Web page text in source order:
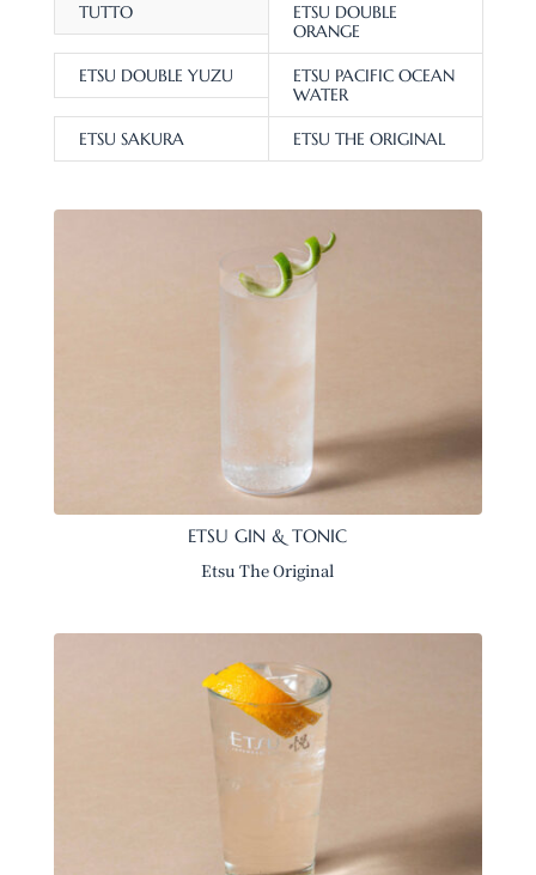
TUTTO
ETSU DOUBLE
ORANGE
ETSU DOUBLE YUZU
ETSU PACIFIC OCEAN
WATER
ETSU SAKURA ETSU THE ORIGINAL
ETSU GIN & TONIC
Etsu The Original